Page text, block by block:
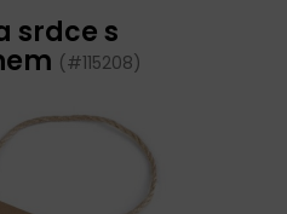
srdce s
(#115208)